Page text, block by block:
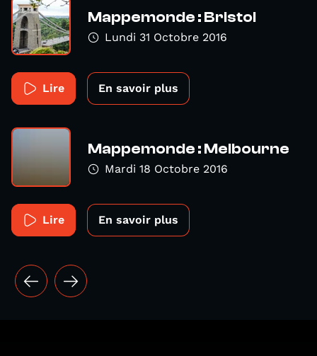
Mappemonde : Bristol
Lundi 31 Octobre 2016
Lire En savoir plus
Mappemonde : Melbourne
Mardi 18 Octobre 2016
Lire En savoir plus